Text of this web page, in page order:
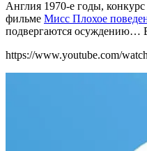
Англия 1970-е годы,
фильме Мисс Плохое
подвергаются осуждению…
https://www.youtube.com/